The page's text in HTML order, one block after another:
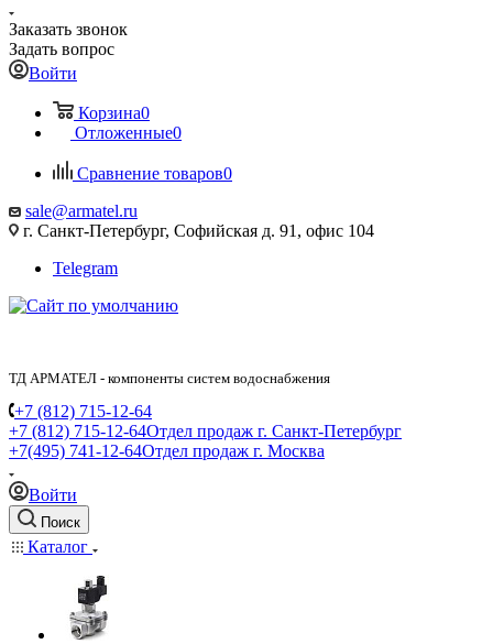
Заказать звонок
Задать вопрос
Войти
Корзина0
Отложенные0
Сравнение товаров0
sale@armatel.ru
г. Санкт-Петербург, Софийская д. 91, офис 104
Telegram
ТД АРМАТЕЛ - компоненты систем водоснабжения
+7 (812) 715-12-64
+7 (812) 715-12-64Отдел продаж г. Санкт-Петербург
+7(495) 741-12-64Отдел продаж г. Москва
Войти
Поиск
Каталог